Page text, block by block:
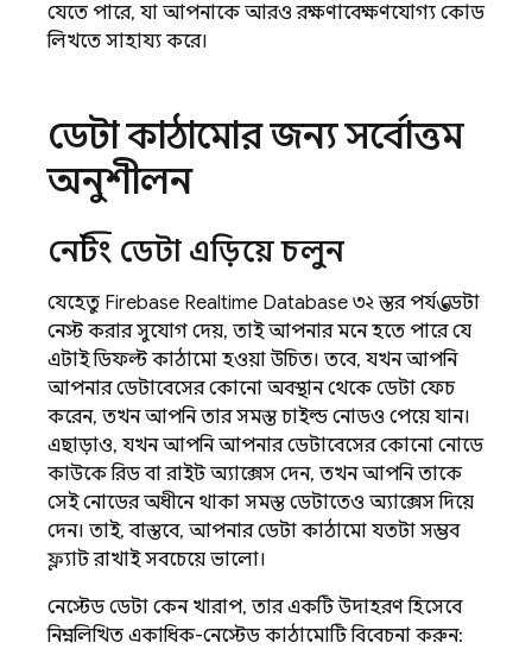
যেতে পারে, যা আপনাকে আরও রক্ষণাবেক্ষণযোগ্য কোড
লিখতে সাহায্য করে।
ডেটা কাঠামোর জন্য সর্বোত্তম
অনুশীলন
নেস্টিং ডেটা এড়িয়ে চলুন
যেহেতু Firebase Realtime Database ৩২ স্তর পর্যন্ত ডেটা
নেস্ট করার সুযোগ দেয়, তাই আপনার মনে হতে পারে যে
এটাই ডিফল্ট কাঠামো হওয়া উচিত। তবে, যখন আপনি
আপনার ডেটাবেসের কোনো অবস্থান থেকে ডেটা ফেচ
করেন, তখন আপনি তার সমস্ত চাইল্ড নোডও পেয়ে যান।
এছাড়াও, যখন আপনি আপনার ডেটাবেসের কোনো নোডে
কাউকে রিড বা রাইট অ্যাক্সেস দেন, তখন আপনি তাকে
সেই নোডের অধীনে থাকা সমস্ত ডেটাতেও অ্যাক্সেস দিয়ে
দেন। তাই, বাস্তবে, আপনার ডেটা কাঠামো যতটা সম্ভব
ফ্ল্যাট রাখাই সবচেয়ে ভালো।
নেস্টেড ডেটা কেন খারাপ, তার একটি উদাহরণ হিসেবে
নিম্নলিখিত একাধিক-নেস্টেড কাঠামোটি বিবেচনা করুন: